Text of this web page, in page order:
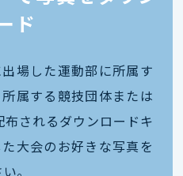
ド
場した運動部に所属す
属する競技団体または
されるダウンロードキ
大会のお好きな写真を
｡